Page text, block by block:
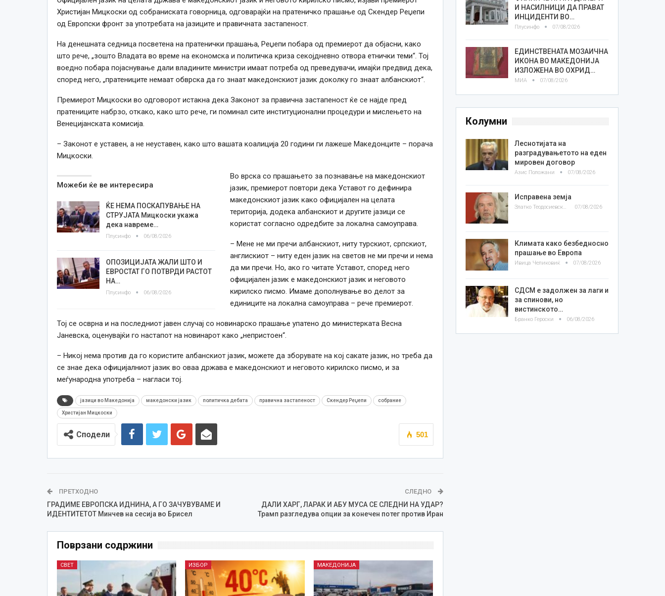
Христијан Мицкоски од собраниската говорница, одговарајќи на пратеничко прашање од Скендер Реџепи
од Европски фронт за употребата на јазиците и правичната застапеност.
На денешната седница посветена на пратенички прашања, Реџепи побара од премиерот да објасни, како
што рече, „зошто Владата во време на економска и политичка криза секојдневно отвора етнички теми“. Тој
воедно побара појаснување дали владините министри имаат потреба од преведувачи, имајќи предвид дека,
според него, „пратениците немаат обврска да го знаат македонскиот јазик доколку го знаат албанскиот“.
Премиерот Мицкоски во одговорот истакна дека Законот за правична застапеност ќе се најде пред
пратениците набрзо, откако, како што рече, ги поминал сите институционални процедури и мислењето на
Венецијанската комисија.
– Законот е уставен, а не неуставен, како што вашата коалиција 20 години ги лажеше Македонците – порача
Мицкоски.
Можеби ќе ве интересира
ЌЕ НЕМА ПОСКАПУВАЊЕ НА
СТРУЈАТА Мицкоски укажа
дека навреме…
Плусинфо 06/08/2026
ОПОЗИЦИЈАТА ЖАЛИ ШТО И
ЕВРОСТАТ ГО ПОТВРДИ РАСТОТ
НА…
Плусинфо 06/08/2026
Во врска со прашањето за познавање на македонскиот
јазик, премиерот повтори дека Уставот го дефинира
македонскиот јазик како официјален на целата
територија, додека албанскиот и другите јазици се
користат согласно одредбите за локална самоуправа.
– Мене не ми пречи албанскиот, ниту турскиот, српскиот,
англискиот – ниту еден јазик на светов не ми пречи и нема
да ми пречи. Но, ако го читате Уставот, според него
официјален јазик е македонскиот јазик и неговото
кирилско писмо. Имаме дополнување во делот за
единиците на локална самоуправа – рече премиерот.
Тој се осврна и на последниот јавен случај со новинарско прашање упатено до министерката Весна
Јаневска, оценувајќи го настапот на новинарот како „непристоен“.
– Никој нема против да го користите албанскиот јазик, можете да зборувате на кој сакате јазик, но треба да
се знае дека официјалниот јазик во оваа држава е македонскиот и неговото кирилско писмо, и за
меѓународна употреба – нагласи тој.
јазици во Македонија македонски јазик политичка дебата правична застапеност Скендер Реџепи собрание
Христијан Мицкоски
501
Сподели
ПРЕТХОДНО
ГРАДИМЕ ЕВРОПСКА ИДНИНА, А ГО ЗАЧУВУВАМЕ И
ИДЕНТИТЕТОТ Минчев на сесија во Брисел
СЛЕДНО
ДАЛИ ХАРГ, ЛАРАК И АБУ МУСА СЕ СЛЕДНИ НА УДАР?
Трамп разгледува опции за конечен потег против Иран
Поврзани содржини
СВЕТ ИЗБОР МАКЕДОНИЈА
И НАСИЛНИЦИ ДА ПРАВАТ
ИНЦИДЕНТИ ВО…
Плусинфо 07/08/2026
ЕДИНСТВЕНАТА МОЗАИЧНА
ИКОНА ВО МАКЕДОНИЈА
ИЗЛОЖЕНА ВО ОХРИД…
МИА 07/08/2026
Колумни
Леснотијата на
разградувањетото на еден
мировен договор
Азис Положани 07/08/2026
Исправена земја
Златко Теодосиевски 07/08/2026
Климата како безбедносно
прашање во Европа
Ивица Челиковиќ 07/08/2026
СДСМ е задолжен за лаги и
за спинови, но
вистинското…
Бранко Героски 06/08/2026